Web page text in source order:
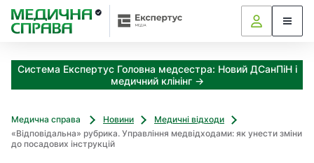
Система Експертус Головна медсестра: Новий ДСанПіН і
медичний клінінг →
Медична справа Новини
Медичні відходи
«Відповідальна» рубрика. Управління медвідходами: як унести зміни
до посадових інструкцій
З
а
к
з
о
д